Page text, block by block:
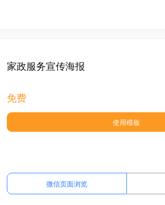
家政服务宣传海报
免费
使用模板
微信页面浏览